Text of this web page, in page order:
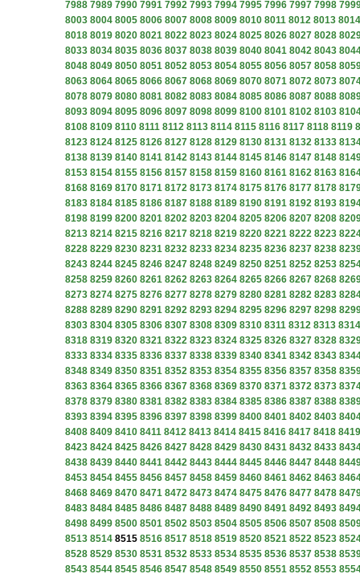
7988 7989 7990 7991 7992 7993 7994 7995 7996 7997 7998
8003 8004 8005 8006 8007 8008 8009 8010 8011 8012 8013 8014
8018 8019 8020 8021 8022 8023 8024 8025 8026 8027 8028
8033 8034 8035 8036 8037 8038 8039 8040 8041 8042 8043
8048 8049 8050 8051 8052 8053 8054 8055 8056 8057 8058
8063 8064 8065 8066 8067 8068 8069 8070 8071 8072 8073
8078 8079 8080 8081 8082 8083 8084 8085 8086 8087 8088
8093 8094 8095 8096 8097 8098 8099 8100 8101 8102 8103
8108 8109 8110 8111 8112 8113 8114 8115 8116 8117 8118 8119
8123 8124 8125 8126 8127 8128 8129 8130 8131 8132 8133
8138 8139 8140 8141 8142 8143 8144 8145 8146 8147 8148
8153 8154 8155 8156 8157 8158 8159 8160 8161 8162 8163
8168 8169 8170 8171 8172 8173 8174 8175 8176 8177 8178
8183 8184 8185 8186 8187 8188 8189 8190 8191 8192 8193
8198 8199 8200 8201 8202 8203 8204 8205 8206 8207 8208
8213 8214 8215 8216 8217 8218 8219 8220 8221 8222 8223
8228 8229 8230 8231 8232 8233 8234 8235 8236 8237 8238
8243 8244 8245 8246 8247 8248 8249 8250 8251 8252 8253
8258 8259 8260 8261 8262 8263 8264 8265 8266 8267 8268
8273 8274 8275 8276 8277 8278 8279 8280 8281 8282 8283
8288 8289 8290 8291 8292 8293 8294 8295 8296 8297 8298
8303 8304 8305 8306 8307 8308 8309 8310 8311 8312 8313 8314
8318 8319 8320 8321 8322 8323 8324 8325 8326 8327 8328
8333 8334 8335 8336 8337 8338 8339 8340 8341 8342 8343
8348 8349 8350 8351 8352 8353 8354 8355 8356 8357 8358
8363 8364 8365 8366 8367 8368 8369 8370 8371 8372 8373
8378 8379 8380 8381 8382 8383 8384 8385 8386 8387 8388
8393 8394 8395 8396 8397 8398 8399 8400 8401 8402 8403
8408 8409 8410 8411 8412 8413 8414 8415 8416 8417 8418 8419
8423 8424 8425 8426 8427 8428 8429 8430 8431 8432 8433
8438 8439 8440 8441 8442 8443 8444 8445 8446 8447 8448
8453 8454 8455 8456 8457 8458 8459 8460 8461 8462 8463
8468 8469 8470 8471 8472 8473 8474 8475 8476 8477 8478
8483 8484 8485 8486 8487 8488 8489 8490 8491 8492 8493
8498 8499 8500 8501 8502 8503 8504 8505 8506 8507 8508
8513 8514 8515 8516 8517 8518 8519 8520 8521 8522 8523
8528 8529 8530 8531 8532 8533 8534 8535 8536 8537 8538
8543 8544 8545 8546 8547 8548 8549 8550 8551 8552 8553